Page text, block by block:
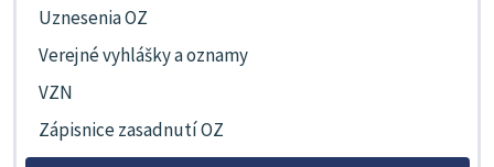
Uznesenia OZ
Verejné vyhlášky a oznamy
VZN
Zápisnice zasadnutí OZ